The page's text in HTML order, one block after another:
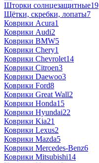
Шторки солнцезащитные19
Щётки, скребки, лопаты7
Коврики Acura1
Коврики Audi2
Коврики BMW5
Коврики Chery1
Коврики Chevrolet14
Коврики Citroen3
Коврики Daewoo3
Коврики Ford8
Коврики Great Wall2
Коврики Honda15
Коврики Hyundai22
Коврики Kia21
Коврики Lexus2
Коврики Mazda5
Коврики Mercedes-Benz6
Коврики Mitsubishi14